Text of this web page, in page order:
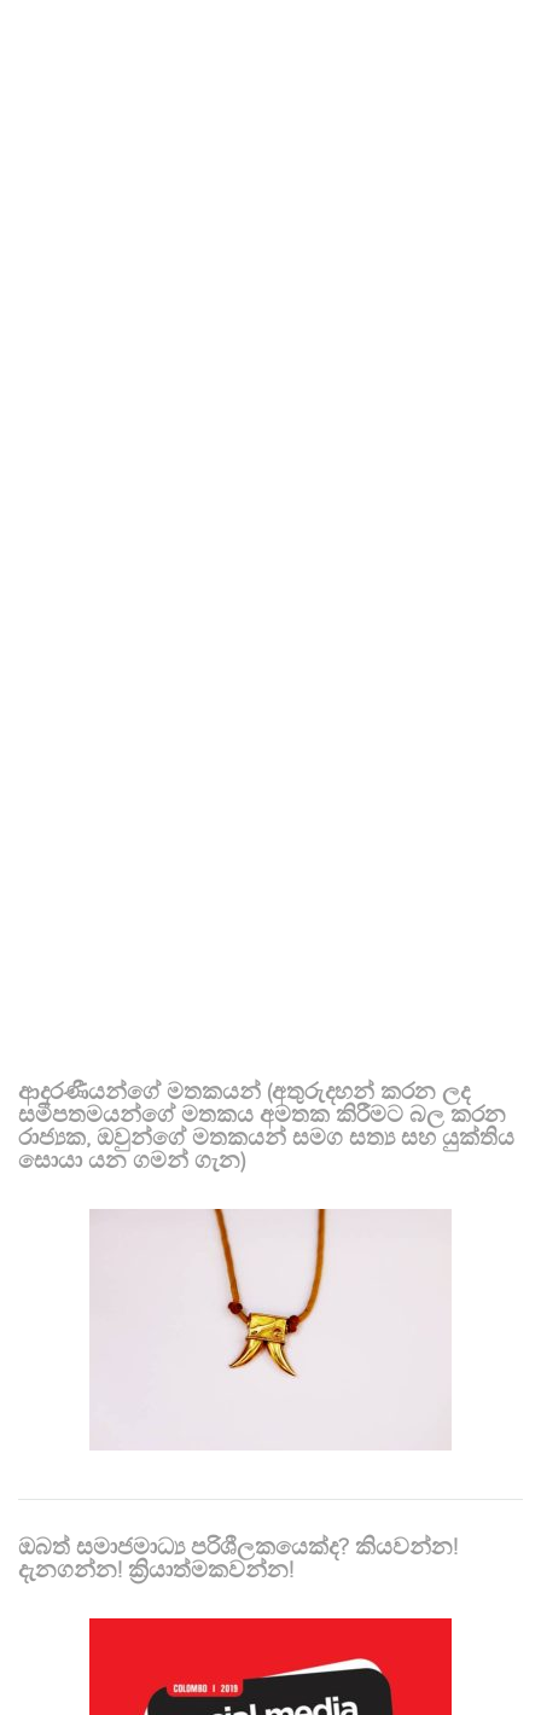
ආදරණීයන්ගේ මතකයන් (අතුරුදහන් කරන ලද
සමීපතමයන්ගේ මතකය අමතක කිරීමට බල කරන
රාජ්‍යක, ඔවුන්ගේ මතකයන් සමග සත්‍ය සහ යුක්තිය
සොයා යන ගමන් ගැන)
ඔබත් සමාජමාධ්‍ය පරිශීලකයෙක්ද? කියවන්න!
දැනගන්න! ක්‍රියාත්මකවන්න!